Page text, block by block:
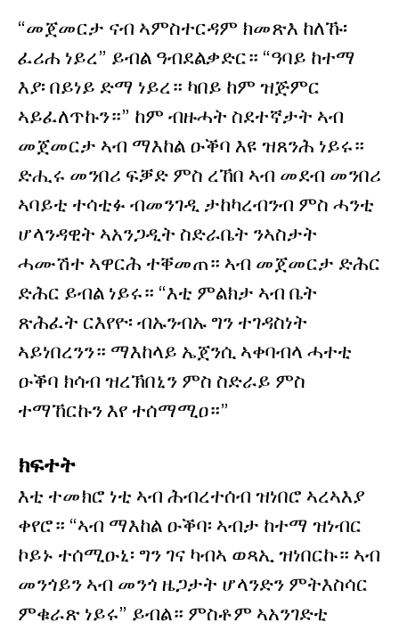
“መጀመርታ ናብ ኣምስተርዳም ክመጽእ ከለኹ፡
ፈሪሐ ነይረ” ይብል ዓብደልቃድር። “ዓባይ ከተማ
እያ፡ በይነይ ድማ ነይረ። ካበይ ከም ዝጅምር
ኣይፈለጥኩን።” ከም ብዙሓት ስደተኛታት ኣብ
መጀመርታ ኣብ ማእከል ዑቕባ እዩ ዝጸንሕ ነይሩ።
ድሒሩ መንበሪ ፍቓድ ምስ ረኸበ ኣብ መደብ መንበሪ
ኣባይቲ ተሳቲፉ ብመንገዲ ታከካረብንብ ምስ ሓንቲ
ሆላንዳዊት ኣአንጋዲት ስድራቤት ንኣስታት
ሓሙሽተ ኣዋርሕ ተቐመጠ። ኣብ መጀመርታ ድሕር
ድሕር ይብል ነይሩ። “እቲ ምልክታ ኣብ ቤት
ጽሕፈት ርእየዮ፡ ብኡንብኡ ግን ተገዳስነት
ኣይነበረንን። ማእከላይ ኤጀንሲ ኣቀባብላ ሓተቲ
ዑቕባ ክሳብ ዝረኽበኒን ምስ ስድራይ ምስ
ተማኸርኩን እየ ተሰማሚዐ።”
ክፍተት
እቲ ተመክሮ ነቲ ኣብ ሕብረተሰብ ዝነበሮ ኣረኣእያ
ቀየሮ። “ኣብ ማእከል ዑቕባ፡ ኣብታ ከተማ ዝነብር
ኮይኑ ተሰሚዑኒ፡ ግን ገና ካብኣ ወጻኢ ዝነበርኩ። ኣብ
መንጎይን ኣብ መንጎ ዜጋታት ሆላንድን ምትእስሳር
ምቁራጽ ነይሩ” ይብል። ምስቶም ኣአንገድቲ